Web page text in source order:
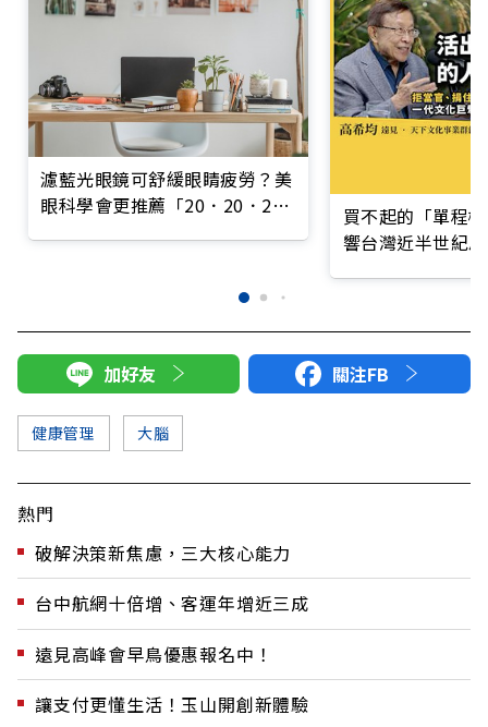
濾藍光眼鏡可舒緩眼睛疲勞？美
眼科學會更推薦「20．20．20
買不起的「單程
響台灣近半世紀
加好友 關注FB
健康管理 大腦
熱門
破解決策新焦慮，三大核心能力
台中航網十倍增、客運年增近三成
遠見高峰會早鳥優惠報名中！
讓支付更懂生活！玉山開創新體驗